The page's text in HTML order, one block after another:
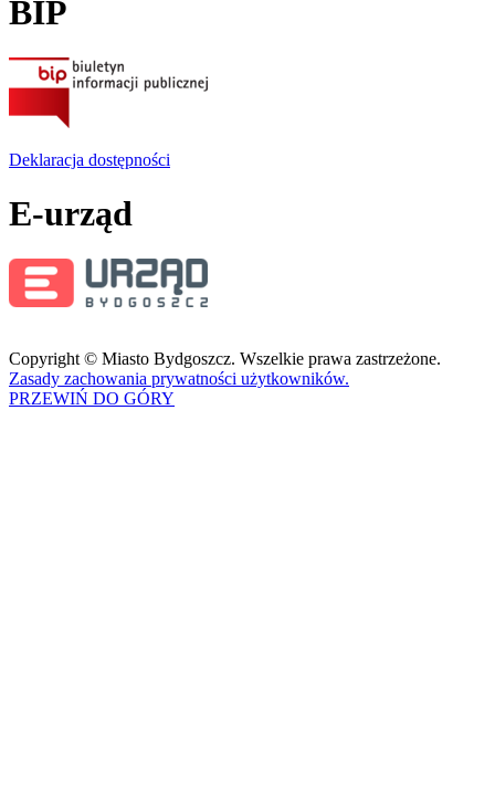
BIP
Deklaracja dostępności
E-urząd
Copyright © Miasto Bydgoszcz. Wszelkie prawa zastrzeżone.
Zasady zachowania prywatności użytkowników.
PRZEWIŃ DO GÓRY